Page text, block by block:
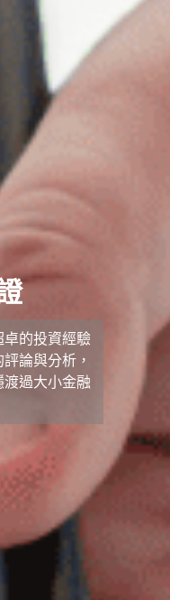
卓的投資經驗
論與分析，
過大小金融